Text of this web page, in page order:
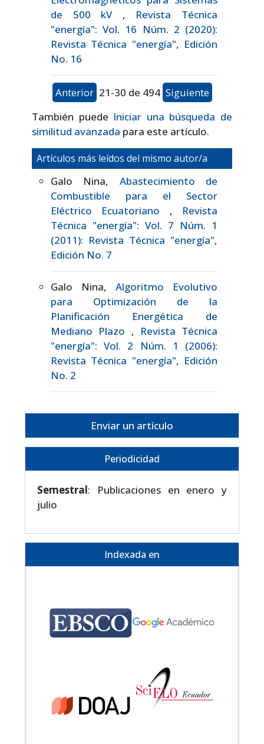
de 500 kV , Revista Técnica
"energía": Vol. 16 Núm. 2 (2020):
Revista Técnica "energía", Edición
No. 16
Anterior 21-30 de 494 Siguiente
También puede Iniciar una búsqueda de
similitud avanzada para este artículo.
Artículos más leídos del mismo autor/a
Galo Nina, Abastecimiento de
Combustible para el Sector
Eléctrico Ecuatoriano , Revista
Técnica "energía": Vol. 7 Núm. 1
(2011): Revista Técnica "energía",
Edición No. 7
Galo Nina, Algoritmo Evolutivo
para Optimización de la
Planificación Energética de
Mediano Plazo , Revista Técnica
"energía": Vol. 2 Núm. 1 (2006):
Revista Técnica "energía", Edición
No. 2
Enviar un artículo
Periodicidad
Semestral: Publicaciones en enero y
julio
Indexada en